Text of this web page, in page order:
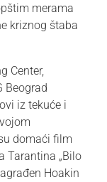
merama
kriznog štaba
Center,
Beograd
iz tekuće i
domaći film
Tarantina „Bilo
Hoakin